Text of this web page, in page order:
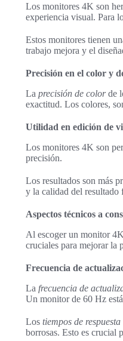
Los monitores 4K son
experiencia visual. Para
Estos monitores tienen
trabajo mejora y el
Precisión en el color y
La precisión de colorde
exactitud. Los colores,
Utilidad en edición de
Los monitores 4K son
precisión.
Los resultados son más
y la calidad del resultado
Aspectos técnicos a
Al escoger un monitor
cruciales para mejorar la
Frecuencia de
La frecuencia de
Un monitor de 60 Hz
Los tiempos de respuesta
borrosas. Esto es crucial